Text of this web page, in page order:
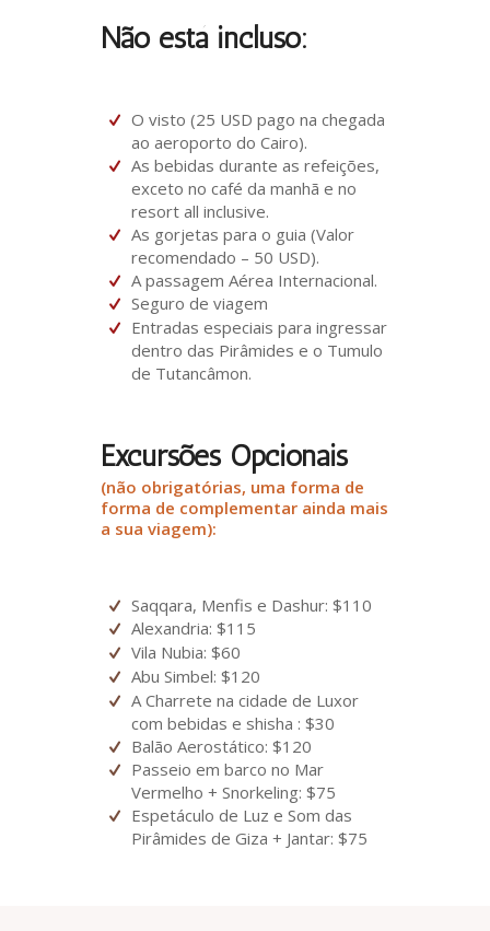
Não está incluso:
O visto (25 USD pago na chegada
ao aeroporto do Cairo).
As bebidas durante as refeições,
exceto no café da manhã e no
resort all inclusive.
As gorjetas para o guia (Valor
recomendado – 50 USD).
A passagem Aérea Internacional.
Seguro de viagem
Entradas especiais para ingressar
dentro das Pirâmides e o Tumulo
de Tutancâmon.
Excursões Opcionais
(não obrigatórias, uma forma de
forma de complementar ainda mais
a sua viagem):
Saqqara, Menfis e Dashur: $110
Alexandria: $115
Vila Nubia: $60
Abu Simbel: $120
A Charrete na cidade de Luxor
com bebidas e shisha : $30
Balão Aerostático: $120
Passeio em barco no Mar
Vermelho + Snorkeling: $75
Espetáculo de Luz e Som das
Pirâmides de Giza + Jantar: $75